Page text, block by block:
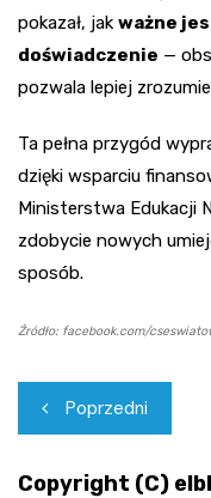
pokazał, jak ważne
doświadczenie —
pozwala lepiej
Ta pełna przygód
dzięki wsparciu
Ministerstwa Edukacji
zdobycie nowych
sposób.
Źródło: facebook.com/
Nawigacja
wpisu
Poprzedni
Copyright (C)